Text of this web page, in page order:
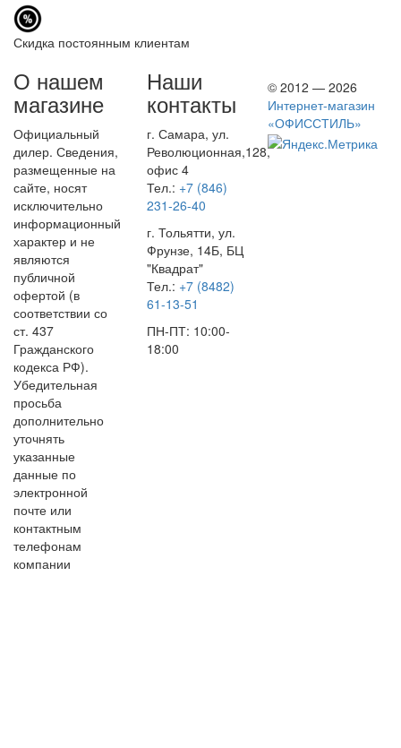
Скидка постоянным клиентам
О нашем
магазине
Официальный
дилер. Сведения,
размещенные на
сайте, носят
исключительно
информационный
характер и не
являются
публичной
офертой (в
соответствии со
ст. 437
Гражданского
кодекса РФ).
Убедительная
просьба
дополнительно
уточнять
указанные
данные по
электронной
почте или
контактным
телефонам
компании
Наши
контакты
г. Самара, ул.
Революционная,128,
офис 4
Тел.: +7 (846)
231-26-40
г. Тольятти, ул.
Фрунзе, 14Б, БЦ
"Квадрат"
Тел.: +7 (8482)
61-13-51
ПН-ПТ: 10:00-
18:00
© 2012 — 2026
Интернет-магазин
«ОФИССТИЛЬ»